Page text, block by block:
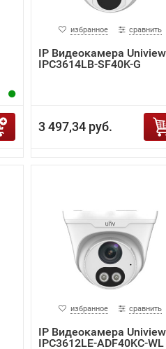
избранное сравнить
IP Видеокамера Uniview
IPC3614LB-SF40K-G
3 497,34 руб.
избранное сравнить
IP Видеокамера Uniview
IPC3612LE-ADF40KC-WL